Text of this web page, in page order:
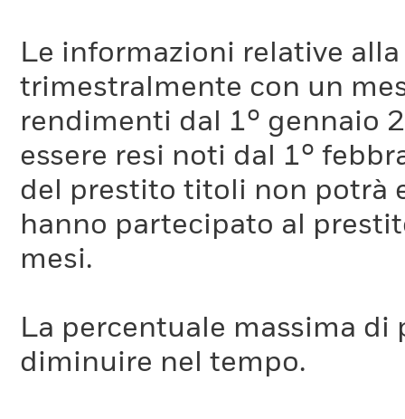
Le informazioni relative
trimestralmente con un
rendimenti dal 1° gennaio
essere resi noti dal 1°
del prestito titoli non potrà
hanno partecipato al
mesi.
La percentuale massima
diminuire nel tempo.